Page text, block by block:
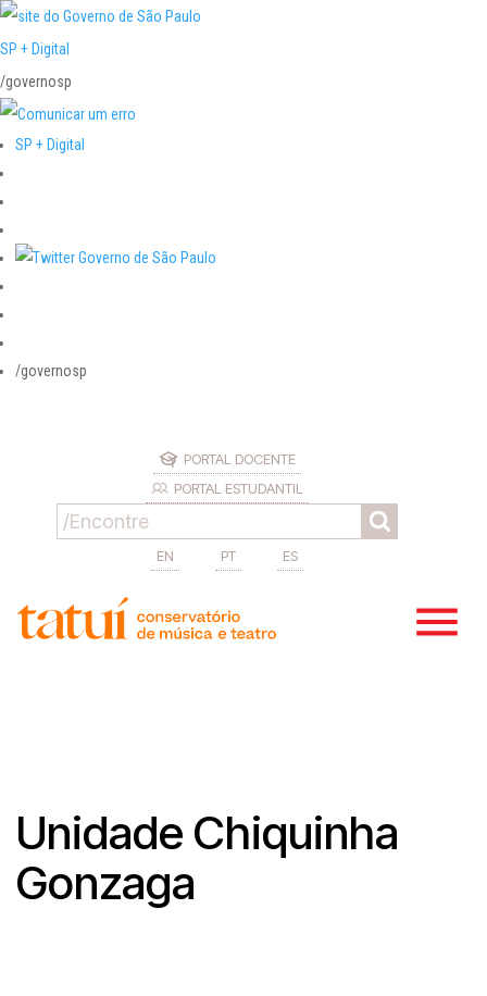
SP + Digital
/governosp
SP + Digital
/governosp
PORTAL DOCENTE
PORTAL ESTUDANTIL
EN PT ES
Unidade Chiquinha
Gonzaga